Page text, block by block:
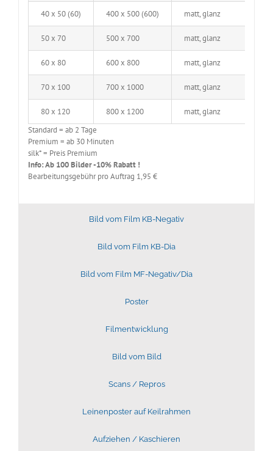
40 x 50 (60) 400 x 500 (600) matt, glanz
50 x 70 500 x 700 matt, glanz
60 x 80 600 x 800 matt, glanz
70 x 100 700 x 1000 matt, glanz
80 x 120 800 x 1200 matt, glanz
Standard = ab 2 Tage
Premium = ab 30 Minuten
silk* = Preis Premium
Info: Ab 100 Bilder -10% Rabatt !
Bearbeitungsgebühr pro Auftrag 1,95 €
Bild vom Film KB-Negativ
Bild vom Film KB-Dia
Bild vom Film MF-Negativ/Dia
Poster
Filmentwicklung
Bild vom Bild
Scans / Repros
Leinenposter auf Keilrahmen
Aufziehen / Kaschieren